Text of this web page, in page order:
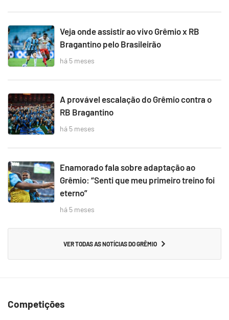
Veja onde assistir ao vivo Grêmio x RB
Bragantino pelo Brasileirão
há 5 meses
A provável escalação do Grêmio contra o
RB Bragantino
há 5 meses
Enamorado fala sobre adaptação ao
Grêmio: “Senti que meu primeiro treino foi
eterno”
há 5 meses
VER TODAS AS NOTÍCIAS DO GRÊMIO
Competições